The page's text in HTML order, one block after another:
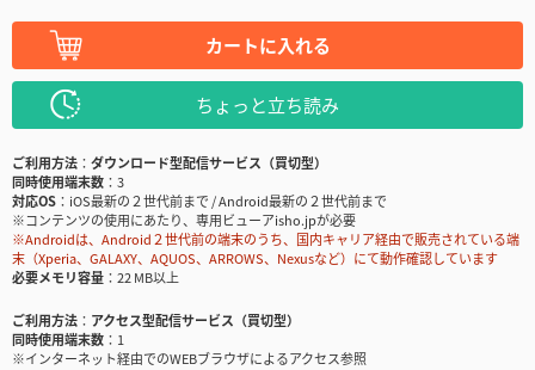
カートに入れる
ちょっと立ち読み
ご利用方法
ダウンロード型配信サービス（買切型）
同時使用端末数
3
対応OS
iOS最新の２世代前まで / Android最新の２世代前まで
※コンテンツの使用にあたり、専用ビューアisho.jpが必要
※Androidは、Android２世代前の端末のうち、国内キャリア経由で販売されている端
末（Xperia、GALAXY、AQUOS、ARROWS、Nexusなど）にて動作確認しています
必要メモリ容量
22 MB以上
ご利用方法
アクセス型配信サービス（買切型）
同時使用端末数
1
※インターネット経由でのWEBブラウザによるアクセス参照